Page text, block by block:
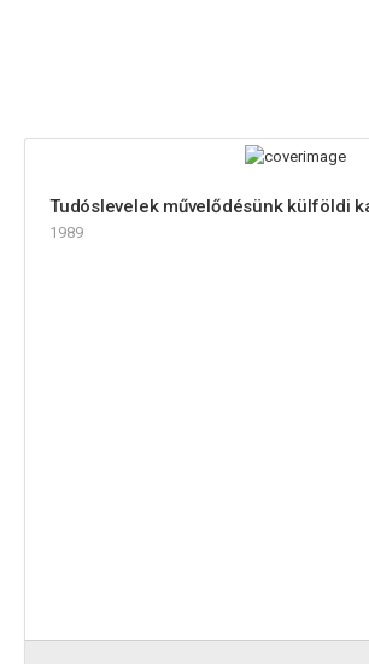
Tudóslevelek művelődésünk külföldi
1989